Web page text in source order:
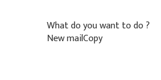
What do you want to do ?
New mailCopy